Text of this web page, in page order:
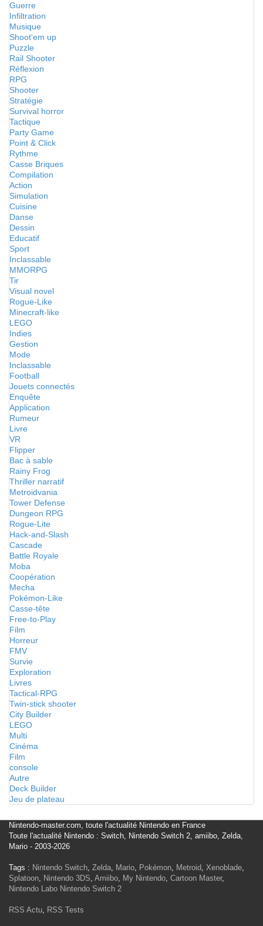
Guerre
Infiltration
Musique
Shoot'em up
Puzzle
Rail Shooter
Réflexion
RPG
Shooter
Stratégie
Survival horror
Tactique
Party Game
Point & Click
Rythme
Casse Briques
Compilation
Action
Simulation
Cuisine
Danse
Dessin
Educatif
Sport
Inclassable
MMORPG
Tir
Visual novel
Rogue-Like
Minecraft-like
LEGO
Indies
Gestion
Mode
Inclassable
Football
Jouets connectés
Enquête
Application
Rumeur
Livre
VR
Flipper
Bac à sable
Rainy Frog
Thriller narratif
Metroidvania
Tower Defense
Dungeon RPG
Rogue-Lite
Hack-and-Slash
Cascade
Battle Royale
Moba
Coopération
Mecha
Pokémon-Like
Casse-tête
Free-to-Play
Film
Horreur
FMV
Survie
Exploration
Livres
Tactical-RPG
Twin-stick shooter
City Builder
LEGO
Multi
Cinéma
Film
console
Autre
Deck Builder
Jeu de plateau
Nintendo-master.com, toute l'actualité Nintendo en France
Toute l'actualité Nintendo : Switch, Nintendo Switch 2, amiibo, Zelda,
Mario - 2003-2026
Tags : Nintendo Switch, Zelda, Mario, Pokémon, Metroid, Xenoblade,
Splatoon, Nintendo 3DS, Amiibo, My Nintendo, Cartoon Master,
Nintendo Labo Nintendo Switch 2
RSS Actu, RSS Tests